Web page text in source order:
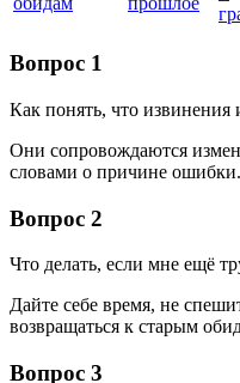
Вопрос 1
Как понять, что извинения
Они сопровождаются
словами о причине ошибки.
Вопрос 2
Что делать, если мне ещё
Дайте себе время, не
возвращаться к старым
Вопрос 3